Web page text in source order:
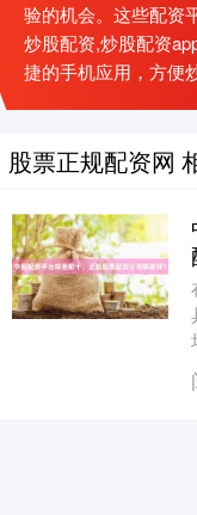
验的机会。这些配资
炒股配资,炒股配资
捷的手机应用，方便
股票正规配资网